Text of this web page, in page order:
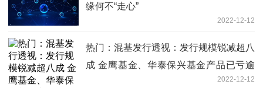
缘何不“走心”
2022-12-12
热门：混基发行透视：发行规模锐减超八
成 金鹰基金、华泰保兴基金产品已亏逾
2022-12-12